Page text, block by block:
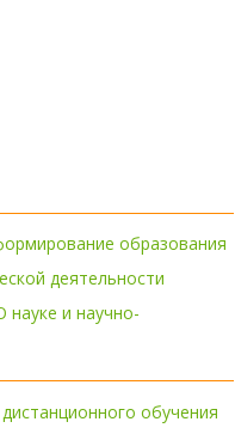
образования
деятельности
и научно-
обучения